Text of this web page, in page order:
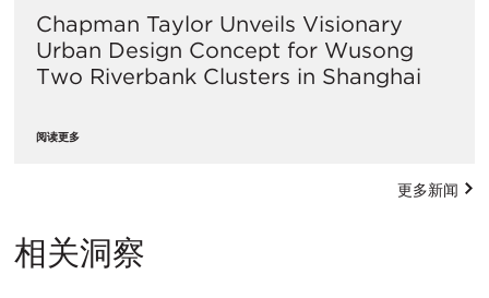
Chapman Taylor Unveils Visionary
Urban Design Concept for Wusong
Two Riverbank Clusters in Shanghai
阅读更多
更多新闻
相关洞察